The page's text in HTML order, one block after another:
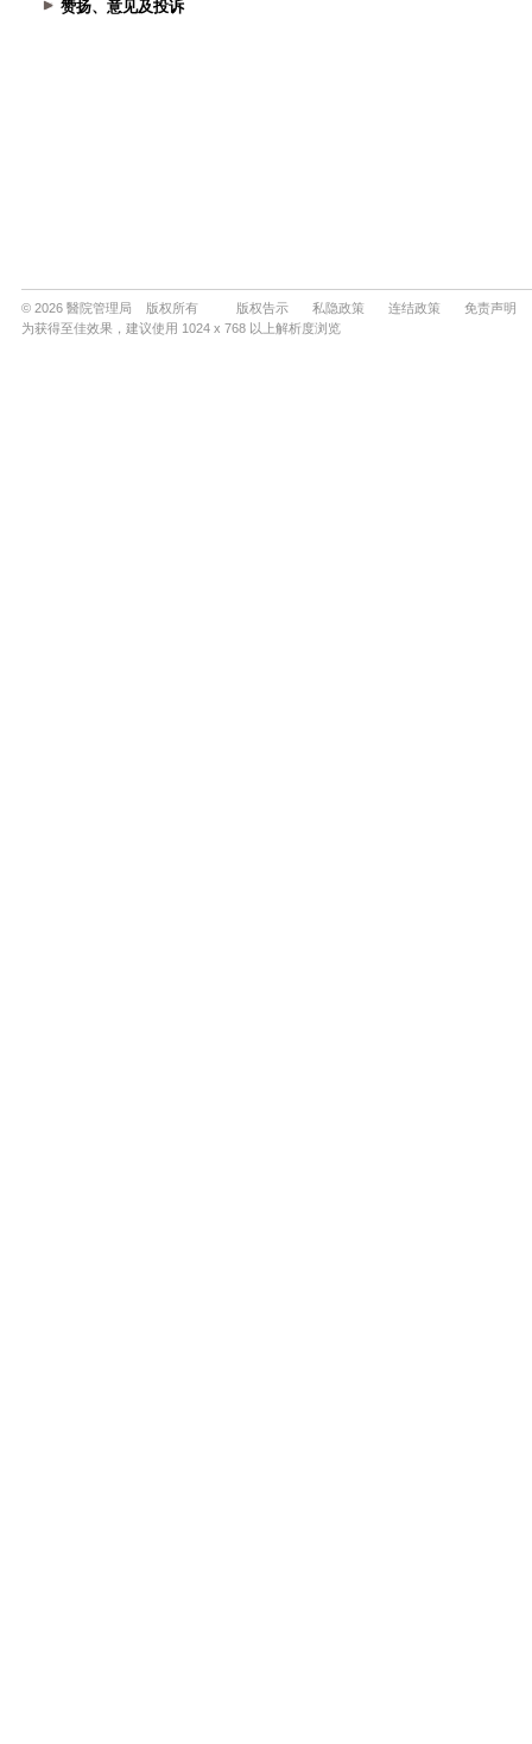
赞扬、意见及投诉
© 2026 醫院管理局 版权所有 版权告示 私隐政策 连结政策
免责声明
为获得至佳效果，建议使用 1024 x 768 以上解析度浏览